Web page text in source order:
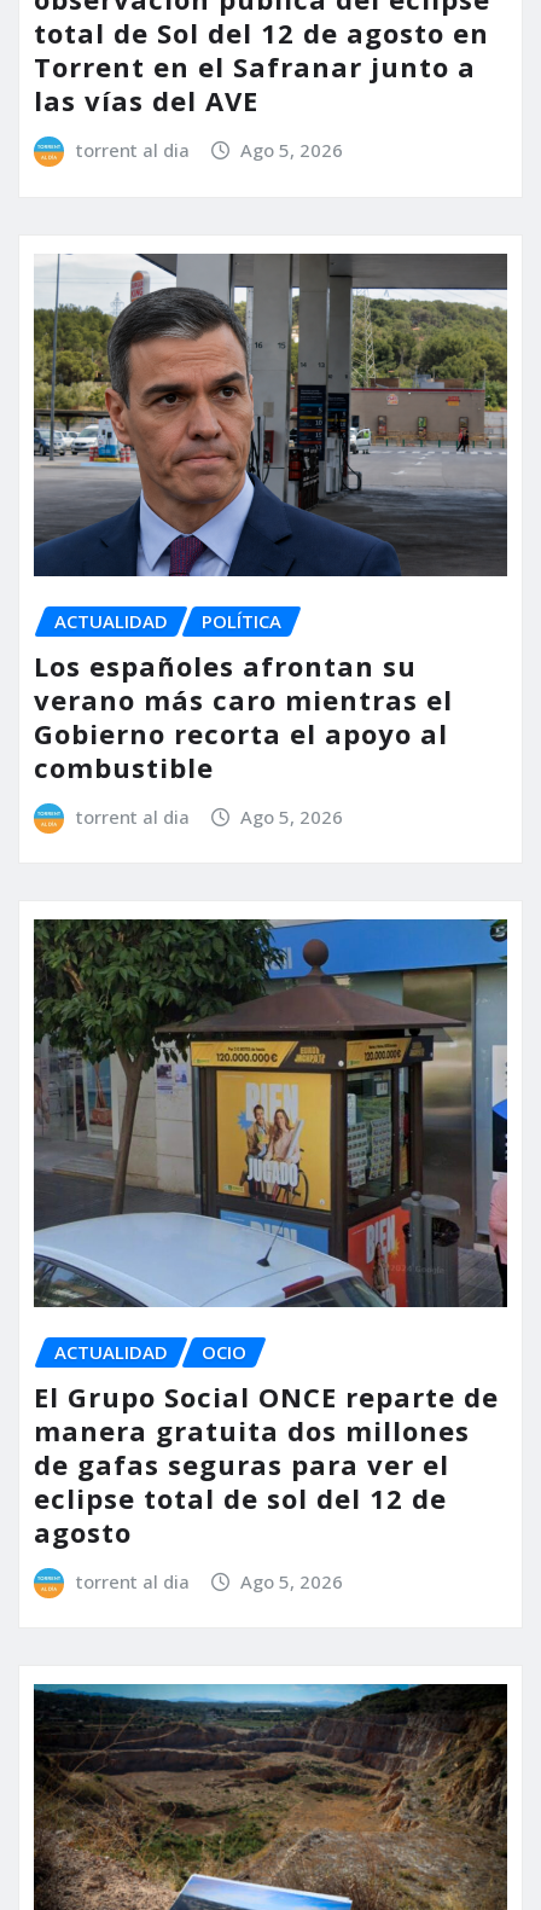
total de Sol del 12 de agosto en
Torrent en el Safranar junto a
las vías del AVE
torrent al dia Ago 5, 2026
ACTUALIDAD POLÍTICA
Los españoles afrontan su
verano más caro mientras el
Gobierno recorta el apoyo al
combustible
torrent al dia Ago 5, 2026
ACTUALIDAD OCIO
El Grupo Social ONCE reparte de
manera gratuita dos millones
de gafas seguras para ver el
eclipse total de sol del 12 de
agosto
torrent al dia Ago 5, 2026